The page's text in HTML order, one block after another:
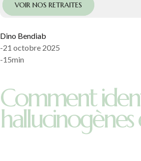
VOIR NOS RETRAITES
Dino Bendiab
-21 octobre 2025
-15min
Comment
hallucinogènes